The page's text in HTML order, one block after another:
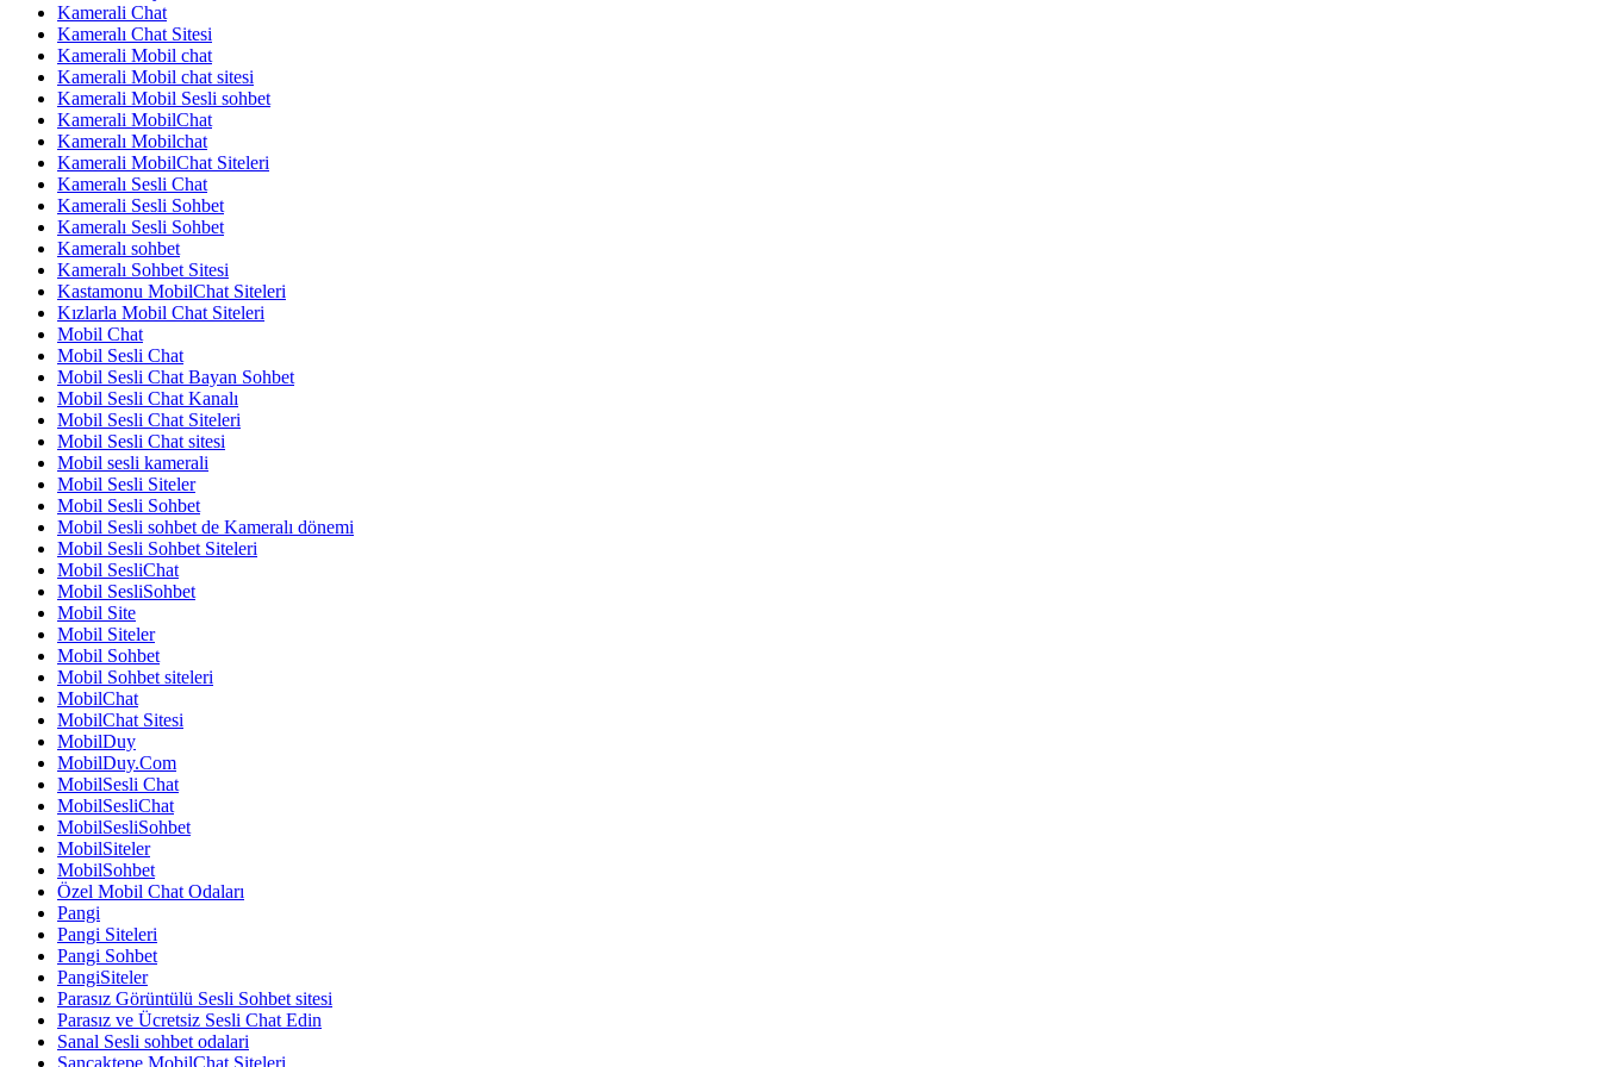
Kamerali Chat
Kameralı Chat Sitesi
Kamerali Mobil chat
Kamerali Mobil chat sitesi
Kamerali Mobil Sesli sohbet
Kamerali MobilChat
Kameralı Mobilchat
Kamerali MobilChat Siteleri
Kameralı Sesli Chat
Kamerali Sesli Sohbet
Kameralı Sesli Sohbet
Kameralı sohbet
Kameralı Sohbet Sitesi
Kastamonu MobilChat Siteleri
Kızlarla Mobil Chat Siteleri
Mobil Chat
Mobil Sesli Chat
Mobil Sesli Chat Bayan Sohbet
Mobil Sesli Chat Kanalı
Mobil Sesli Chat Siteleri
Mobil Sesli Chat sitesi
Mobil sesli kamerali
Mobil Sesli Siteler
Mobil Sesli Sohbet
Mobil Sesli sohbet de Kameralı dönemi
Mobil Sesli Sohbet Siteleri
Mobil SesliChat
Mobil SesliSohbet
Mobil Site
Mobil Siteler
Mobil Sohbet
Mobil Sohbet siteleri
MobilChat
MobilChat Sitesi
MobilDuy
MobilDuy.Com
MobilSesli Chat
MobilSesliChat
MobilSesliSohbet
MobilSiteler
MobilSohbet
Özel Mobil Chat Odaları
Pangi
Pangi Siteleri
Pangi Sohbet
PangiSiteler
Parasız Görüntülü Sesli Sohbet sitesi
Parasız ve Ücretsiz Sesli Chat Edin
Sanal Sesli sohbet odalari
Sancaktepe MobilChat Siteleri